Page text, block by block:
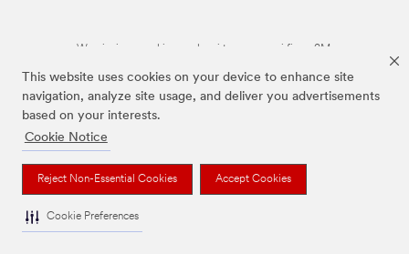
This website uses cookies on your device to enhance site
navigation, analyze site usage, and deliver you advertisements
based on your interests.
Cookie Notice
Reject Non-Essential Cookies Accept Cookies
Cookie Preferences
Wymienione marki są znakami towarowymi firmy 3M.